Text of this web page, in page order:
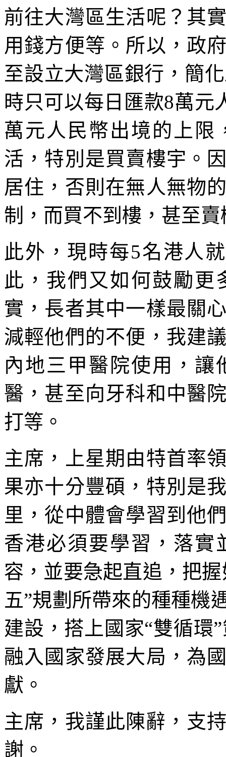
前往大灣區生活呢？其
用錢方便等。所以，政
至設立大灣區銀行，簡
時只可以每日匯款8萬元
萬元人民幣出境的上限
活，特別是買賣樓宇。
居住，否則在無人無物
制，而買不到樓，甚至
此外，現時每5名港人
此，我們又如何鼓勵更
實，長者其中一樣最關
減輕他們的不便，我建
內地三甲醫院使用，讓
醫，甚至向牙科和中醫
打等。
主席，上星期由特首率
果亦十分豐碩，特別是
里，從中體會學習到他
香港必須要學習，落實
容，並要急起直追，把
五”規劃所帶來的種種機
建設，搭上國家“雙循環
融入國家發展大局，為
獻。
主席，我謹此陳辭，支
謝。